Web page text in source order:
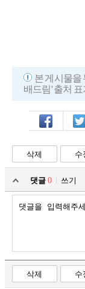
본 게시물을
배드림' 출처
페북 트
삭제 수
댓글 0
쓰기
삭제 수